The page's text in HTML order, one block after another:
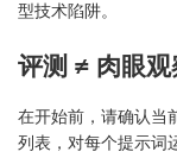
型技术陷阱。
评测 ≠ 肉眼
在开始前，请确认当
列表，对每个提示词